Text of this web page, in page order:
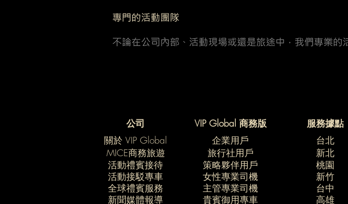
公司 VIP Global 商務版 ​服務據點
關於 VIP Global
​企業用戶 台北
MICE商務旅遊
​活動禮賓接待
活動接駁專車
​全球禮賓服務
​新聞媒體報導
​旅行社用戶
策略夥伴用戶
女性專業司機
主管專業司機
貴賓御用專車
新北
桃園
新竹
台中
​高雄